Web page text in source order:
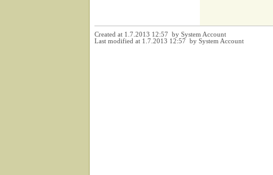
Created at 1.7.2013 12:57 by System Account
Last modified at 1.7.2013 12:57 by System Account